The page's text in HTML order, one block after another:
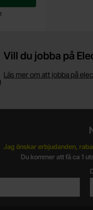
Vill du jobba på
Läs mer om att jobba på
Jag önskar erbjudanden,
Du kommer att få ca 1